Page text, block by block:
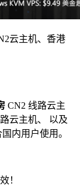
云主机、香港
CN2 线路云主
云主机、 以及
内用户使用。
！